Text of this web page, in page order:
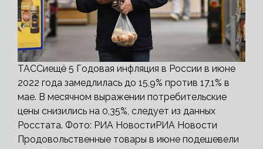
ТАССиещё 5 Годовая инфляция в России в июне
2022 года замедлилась до 15,9% против 17,1% в
мае. В месячном выражении потребительские
цены снизились на 0,35%, следует из данных
Росстата. Фото: РИА НовостиРИА Новости
Продовольственные товары в июне подешевели